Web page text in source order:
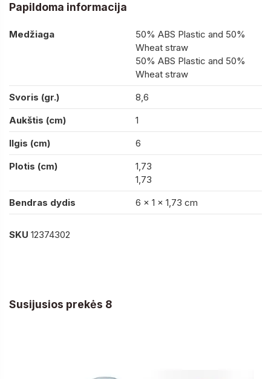
Papildoma informacija
Medžiaga
50% ABS Plastic and 50%
Wheat straw
50% ABS Plastic and 50%
Wheat straw
Svoris (gr.)
8,6
Aukštis (cm)
1
Ilgis (cm)
6
Plotis (cm)
1,73
1,73
Bendras dydis
6 x 1 x 1,73 cm
SKU 12374302
Susijusios prekės 8